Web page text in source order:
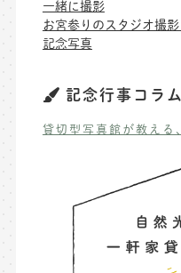
一緒に撮影
お宮参りのスタジオ撮
記念写真
記念行事コラム
貸切型写真館が教える